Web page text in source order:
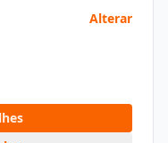
Alterar